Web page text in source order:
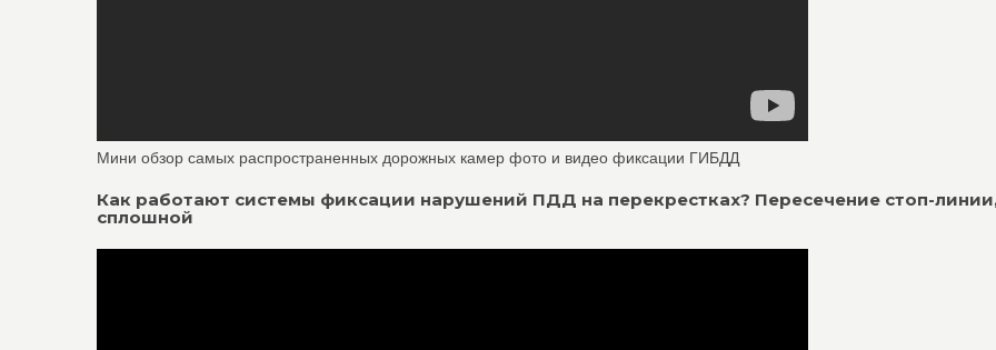
Мини обзор самых распространенных дорожных камер фото и видео фиксации ГИБДД
Как работают системы фиксации нарушений ПДД на перекрестках? Пересечение стоп-
сплошной